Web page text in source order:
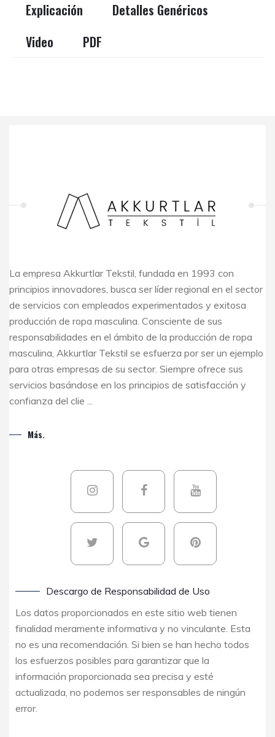
Explicación
Detalles Genéricos
Video
PDF
La empresa Akkurtlar Tekstil, fundada en 1993 con
principios innovadores, busca ser líder regional en el sector
de servicios con empleados experimentados y exitosa
producción de ropa masculina. Consciente de sus
responsabilidades en el ámbito de la producción de ropa
masculina, Akkurtlar Tekstil se esfuerza por ser un ejemplo
para otras empresas de su sector. Siempre ofrece sus
servicios basándose en los principios de satisfacción y
confianza del clie ...
Más.
Descargo de Responsabilidad de Uso
Los datos proporcionados en este sitio web tienen
finalidad meramente informativa y no vinculante. Esta
no es una recomendación. Si bien se han hecho todos
los esfuerzos posibles para garantizar que la
información proporcionada sea precisa y esté
actualizada, no podemos ser responsables de ningún
error.